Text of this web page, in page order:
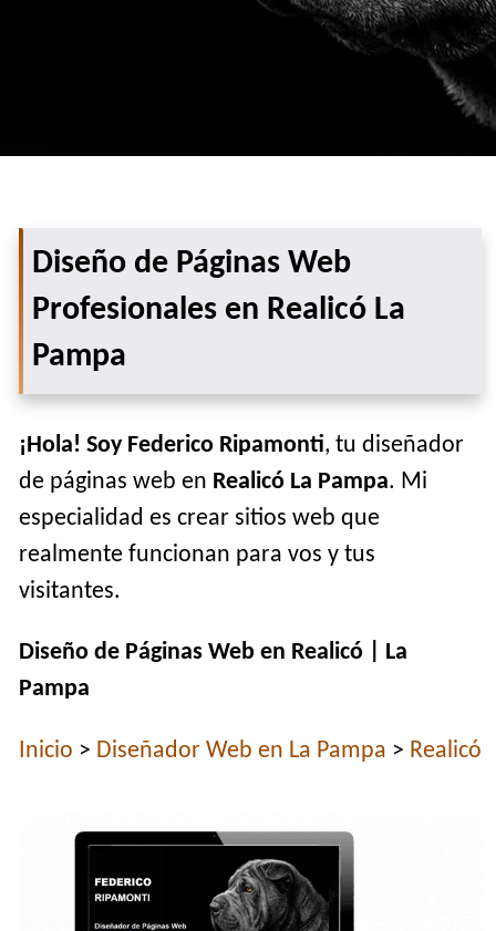
Diseño de Páginas Web
Profesionales en Realicó La
Pampa
¡Hola! Soy Federico Ripamonti, tu diseñador
de páginas web en Realicó La Pampa. Mi
especialidad es crear sitios web que
realmente funcionan para vos y tus
visitantes.
Diseño de Páginas Web en Realicó | La
Pampa
Inicio > Diseñador Web en La Pampa > Realicó